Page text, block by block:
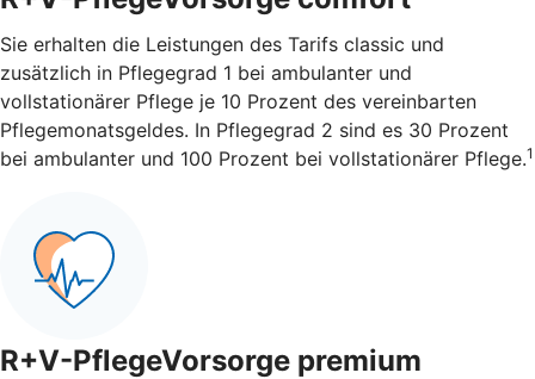
Sie erhalten die Leistungen des Tarifs classic und
zusätzlich in Pflegegrad 1 bei ambulanter und
vollstationärer Pflege je 10 Prozent des vereinbarten
Pflegemonatsgeldes. In Pflegegrad 2 sind es 30 Prozent
bei ambulanter und 100 Prozent bei vollstationärer Pflege.1
R+V-PflegeVorsorge premium